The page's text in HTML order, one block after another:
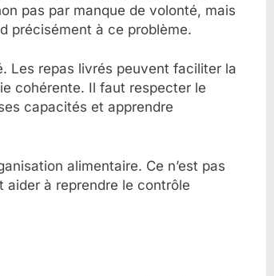
pas par manque de volonté, mais
précisément à ce problème.
Les repas livrés peuvent faciliter la
cohérente. Il faut respecter le
capacités et apprendre
alimentaire. Ce n’est pas
aider à reprendre le contrôle